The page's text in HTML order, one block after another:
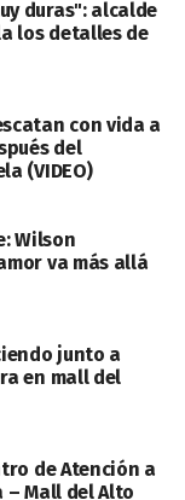
duras": alcalde
los detalles de
con vida a
del
(VIDEO)
Wilson
va más allá
junto a
en mall del
de Atención a
– Mall del Alto